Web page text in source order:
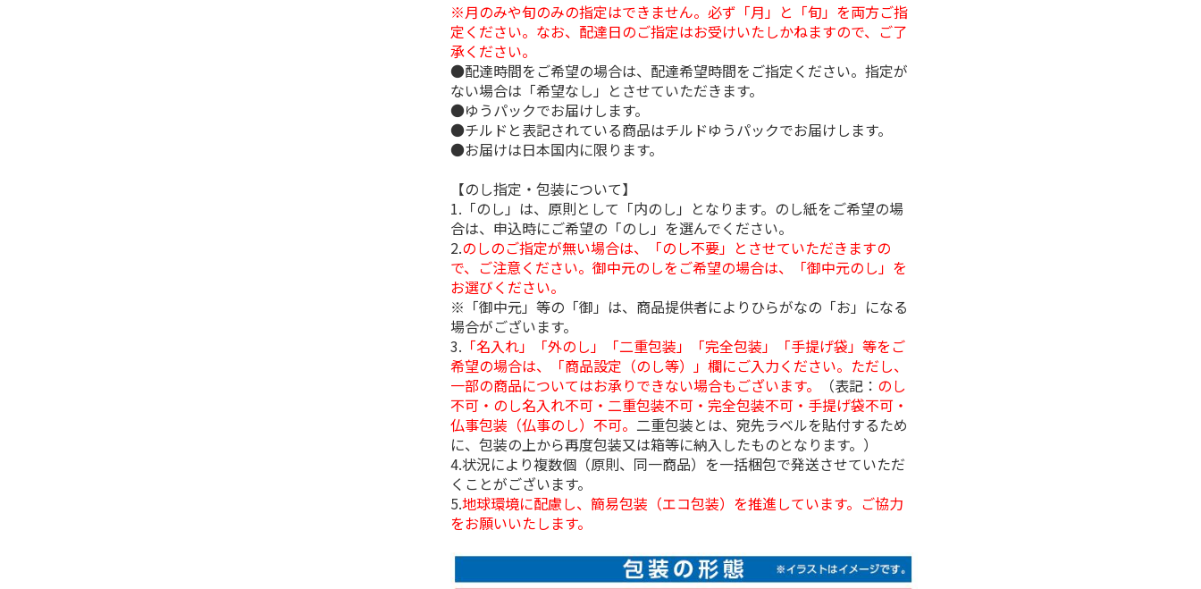
※月のみや旬のみの指定はできません。必ず「月」と「旬」を両方ご指
定ください。なお、配達日のご指定はお受けいたしかねますので、ご了
承ください。
●配達時間をご希望の場合は、配達希望時間をご指定ください。指定が
ない場合は「希望なし」とさせていただきます。
●ゆうパックでお届けします。
●チルドと表記されている商品はチルドゆうパックでお届けします。
●お届けは日本国内に限ります。
【のし指定・包装について】
1.「のし」は、原則として「内のし」となります。のし紙をご希望の場
合は、申込時にご希望の「のし」を選んでください。
2.のしのご指定が無い場合は、「のし不要」とさせていただきますの
で、ご注意ください。御中元のしをご希望の場合は、「御中元のし」を
お選びください。
※「御中元」等の「御」は、商品提供者によりひらがなの「お」になる
場合がございます。
3. 「名入れ」「外のし」「二重包装」「完全包装」「手提げ袋」等をご
希望の場合は、「商品設定（のし等）」欄にご入力ください。ただし、
一部の商品についてはお承りできない場合もございます。
（表記： のし
不可・のし名入れ不可・二重包装不可・完全包装不可・手提げ袋不可・
仏事包装（仏事のし）不可。 二重包装とは、宛先ラベルを貼付するため
に、包装の上から再度包装又は箱等に納入したものとなります。）
4.状況により複数個（原則、同一商品）を一括梱包で発送させていただ
くことがございます。
5.地球環境に配慮し、簡易包装（エコ包装）を推進しています。ご協力
をお願いいたします。